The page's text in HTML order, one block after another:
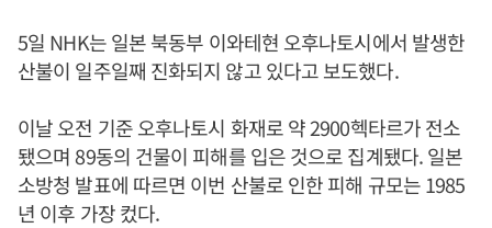
5일 NHK는 일본 북동부 이와테현 오후나토시에서 발생한
산불이 일주일째 진화되지 않고 있다고 보도했다.
이날 오전 기준 오후나토시 화재로 약 2900헥타르가 전소
됐으며 89동의 건물이 피해를 입은 것으로 집계됐다. 일본
소방청 발표에 따르면 이번 산불로 인한 피해 규모는 1985
년 이후 가장 컸다.